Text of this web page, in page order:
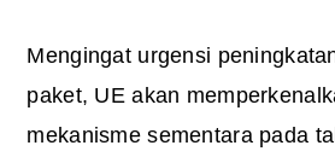
Mengingat urgensi
paket, UE akan
mekanisme sementara pada